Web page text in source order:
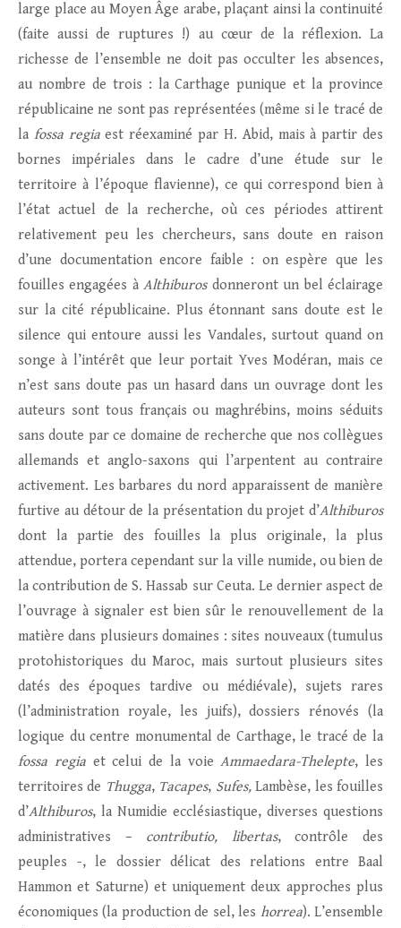
large place au Moyen Âge arabe, plaçant ainsi la continuité
(faite aussi de ruptures !) au cœur de la réflexion. La
richesse de l’ensemble ne doit pas occulter les absences,
au nombre de trois : la Carthage punique et la province
républicaine ne sont pas représentées (même si le tracé de
la fossa regiaest réexaminé par H. Abid, mais à partir des
bornes impériales dans le cadre d’une étude sur le
territoire à l’époque flavienne), ce qui correspond bien à
l’état actuel de la recherche, où ces périodes attirent
relativement peu les chercheurs, sans doute en raison
d’une documentation encore faible : on espère que les
fouilles engagées àAlthiburosdonneront un bel éclairage
sur la cité républicaine. Plus étonnant sans doute est le
silence qui entoure aussi les Vandales, surtout quand on
songe à l’intérêt que leur portait Yves Modéran, mais ce
n’est sans doute pas un hasard dans un ouvrage dont les
auteurs sont tous français ou maghrébins, moins séduits
sans doute par ce domaine de recherche que nos collègues
allemands et anglo-saxons qui l’arpentent au contraire
activement. Les barbares du nord apparaissent de manière
furtive au détour de la présentation du projet d’Althiburos
dont la partie des fouilles la plus originale, la plus
attendue, portera cependant sur la ville numide, ou bien de
la contribution de S. Hassab sur Ceuta. Le dernier aspect de
l’ouvrage à signaler est bien sûr le renouvellement de la
matière dans plusieurs domaines : sites nouveaux (tumulus
protohistoriques du Maroc, mais surtout plusieurs sites
datés des époques tardive ou médiévale), sujets rares
(l’administration royale, les juifs), dossiers rénovés (la
logique du centre monumental de Carthage, le tracé de la
fossa regiaet celui de la voieAmmaedara-Thelepte, les
territoires de Thugga, Tacapes, Sufes,Lambèse, les fouilles
d’Althiburos, la Numidie ecclésiastique, diverses questions
administratives – contributio, libertas, contrôle des
peuples -, le dossier délicat des relations entre Baal
Hammon et Saturne) et uniquement deux approches plus
économiques (la production de sel, les horrea). L’ensemble